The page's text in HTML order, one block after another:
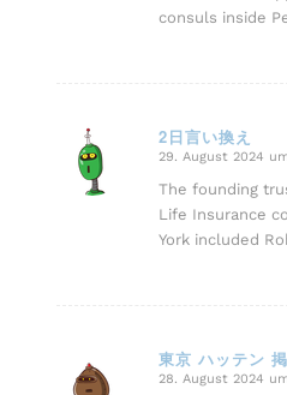
consuls inside
2日言い換え
sagte:
29. August 2024
The founding
Life Insurance
York included
東京 ハッテン
sagte:
28. August 2024